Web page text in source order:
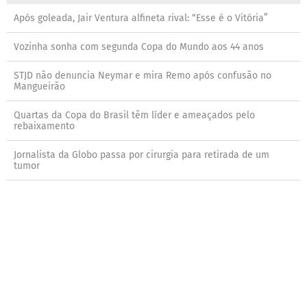
Após goleada, Jair Ventura alfineta rival: “Esse é o Vitória”
Vozinha sonha com segunda Copa do Mundo aos 44 anos
STJD não denuncia Neymar e mira Remo após confusão no
Mangueirão
Quartas da Copa do Brasil têm líder e ameaçados pelo
rebaixamento
Jornalista da Globo passa por cirurgia para retirada de um
tumor